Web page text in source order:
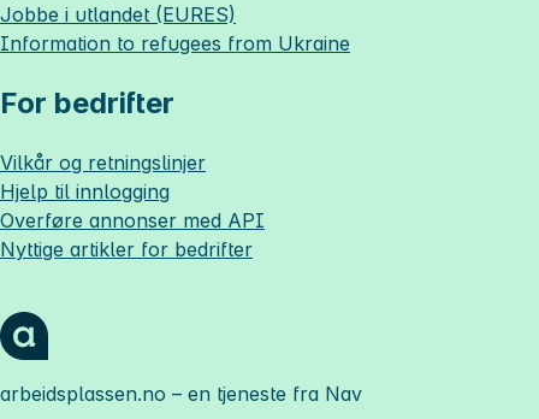
Jobbe i utlandet (EURES)
Information to refugees from Ukraine
For bedrifter
Vilkår og retningslinjer
Hjelp til innlogging
Overføre annonser med API
Nyttige artikler for bedrifter
arbeidsplassen.no – en tjeneste fra Nav